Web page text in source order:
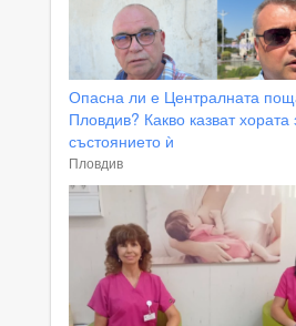
Опасна ли е Централната
Пловдив? Какво казват хората
състоянието ѝ
Пловдив